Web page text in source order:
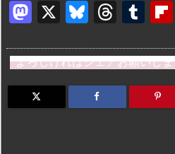
M
st
o
d
X
Bl
e
s
k
T
e
a
d
T
m
bl
r
よろしければシェアお願いし